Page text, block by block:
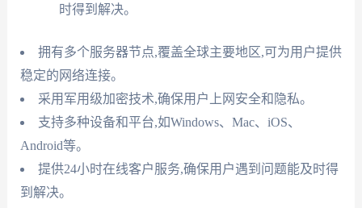
时得到解决。
拥有多个服务器节点,覆盖全球主要地区,可为用户提供
稳定的网络连接。
采用军用级加密技术,确保用户上网安全和隐私。
支持多种设备和平台,如Windows、Mac、iOS、
Android等。
提供24小时在线客户服务,确保用户遇到问题能及时得
到解决。